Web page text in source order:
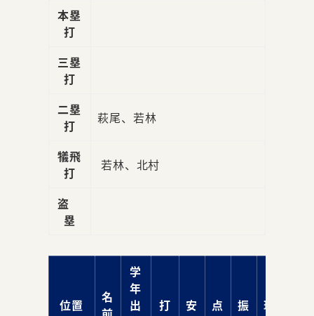
本塁
打
三塁
打
二塁
打
萩尾、若林
犠飛
打
若林、北村
盗
塁
位置
名
学
年
出
打 安 点 振 球